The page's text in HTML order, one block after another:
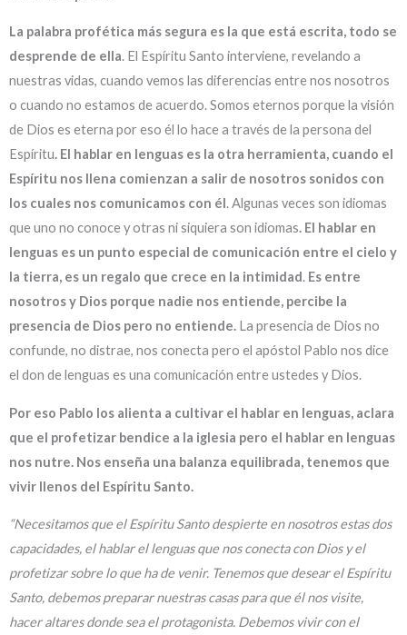
La palabra profética más segura es la que está escrita, todo se
desprende de ella. El Espíritu Santo interviene, revelando a
nuestras vidas, cuando vemos las diferencias entre nos nosotros
o cuando no estamos de acuerdo. Somos eternos porque la visión
de Dios es eterna por eso él lo hace a través de la persona del
Espíritu. El hablar en lenguas es la otra herramienta, cuando el
Espíritu nos llena comienzan a salir de nosotros sonidos con
los cuales nos comunicamos con él. Algunas veces son idiomas
que uno no conoce y otras ni siquiera son idiomas. El hablar en
lenguas es un punto especial de comunicación entre el cielo y
la tierra, es un regalo que crece en la intimidad. Es entre
nosotros y Dios porque nadie nos entiende, percibe la
presencia de Dios pero no entiende. La presencia de Dios no
confunde, no distrae, nos conecta pero el apóstol Pablo nos dice
el don de lenguas es una comunicación entre ustedes y Dios.
Por eso Pablo los alienta a cultivar el hablar en lenguas, aclara
que el profetizar bendice a la iglesia pero el hablar en lenguas
nos nutre. Nos enseña una balanza equilibrada, tenemos que
vivir llenos del Espíritu Santo.
“Necesitamos que el Espíritu Santo despierte en nosotros estas dos
capacidades, el hablar el lenguas que nos conecta con Dios y el
profetizar sobre lo que ha de venir. Tenemos que desear el Espíritu
Santo, debemos preparar nuestras casas para que él nos visite,
hacer altares donde sea el protagonista. Debemos vivir con el